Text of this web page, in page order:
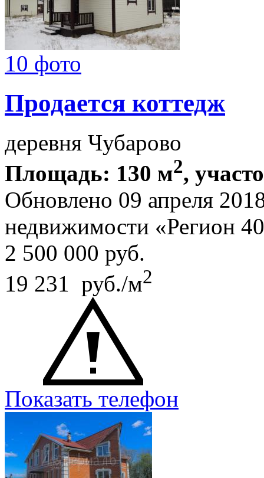
10 фото
Продается коттедж
деревня Чубарово
Площадь: 130 м2,
Обновлено 09 апреля
недвижимости «Регион
2 500 000 руб.
19 231 руб./м2
Показать телефон